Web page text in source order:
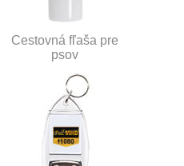
Cestovná fľaša pre
psov